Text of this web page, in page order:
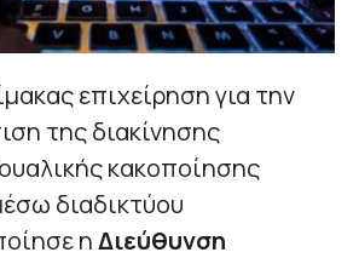
επιχείρηση για την
της διακίνησης
κακοποίησης
διαδικτύου
ηΔιεύθυνση